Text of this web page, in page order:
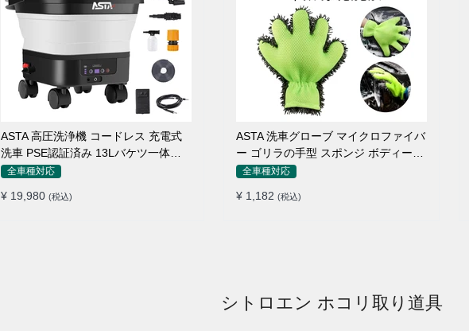
ASTA 高圧洗浄機 コードレス 充電式
洗車 PSE認証済み 13Lバケツ一体型
折りたたみ式 超軽量 キャスター付き
接続アダプター ショートノズル フォ
全車種対応
¥ 19,980 (税込)
ASTA 洗車グローブ マイクロファイバ
ー ゴリラの手型 スポンジ ボディー用
傷防止 吸水速乾 手洗い 洗車用品 車
オル代用 1個入り
全車種対応
¥ 1,182 (税込)
シトロエン ホコリ取り道具